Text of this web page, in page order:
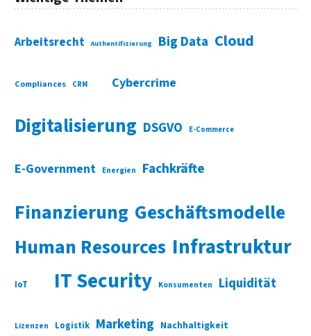
Arbeitsrecht Authentifizierung Big Data Cloud
Compliances CRM Cybercrime
Digitalisierung DSGVO E-Commerce
E-Government Energien Fachkräfte
Finanzierung Geschäftsmodelle
Human Resources Infrastruktur
IoT IT Security Konsumenten Liquidität
Lizenzen Logistik Marketing Nachhaltigkeit